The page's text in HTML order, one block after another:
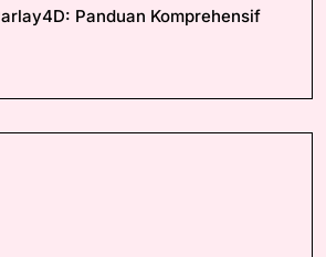
Panduan Komprehensif